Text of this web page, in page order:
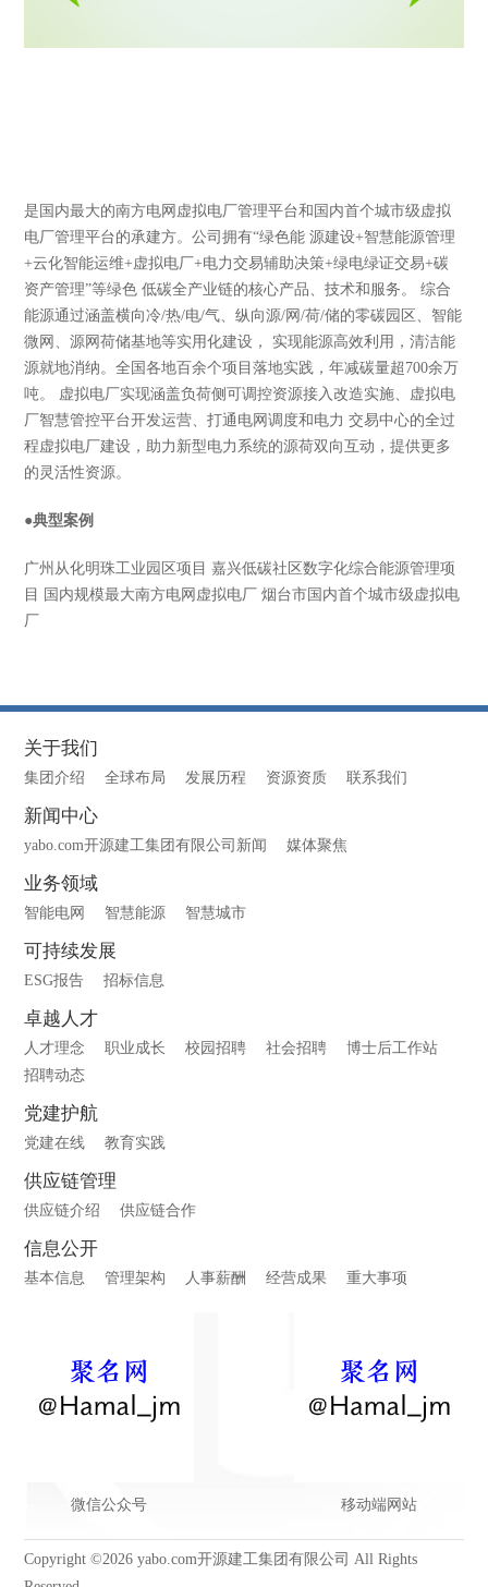
是国内最大的南方电网虚拟电厂管理平台和国内首个城市级虚拟
电厂管理平台的承建方。公司拥有“绿色能 源建设+智慧能源管理
+云化智能运维+虚拟电厂+电力交易辅助决策+绿电绿证交易+碳
资产管理”等绿色 低碳全产业链的核心产品、技术和服务。 综合
能源通过涵盖横向冷/热/电/气、纵向源/网/荷/储的零碳园区、智能
微网、源网荷储基地等实用化建设， 实现能源高效利用，清洁能
源就地消纳。全国各地百余个项目落地实践，年减碳量超700余万
吨。 虚拟电厂实现涵盖负荷侧可调控资源接入改造实施、虚拟电
厂智慧管控平台开发运营、打通电网调度和电力 交易中心的全过
程虚拟电厂建设，助力新型电力系统的源荷双向互动，提供更多
的灵活性资源。
●典型案例
广州从化明珠工业园区项目 嘉兴低碳社区数字化综合能源管理项
目 国内规模最大南方电网虚拟电厂 烟台市国内首个城市级虚拟电
厂
关于我们
集团介绍 全球布局 发展历程 资源资质 联系我们
新闻中心
yabo.com开源建工集团有限公司新闻 媒体聚焦
业务领域
智能电网 智慧能源 智慧城市
可持续发展
ESG报告 招标信息
卓越人才
人才理念 职业成长 校园招聘 社会招聘
博士后工作站
招聘动态
党建护航
党建在线 教育实践
供应链管理
供应链介绍 供应链合作
信息公开
基本信息 管理架构 人事薪酬 经营成果 重大事项
微信公众号 移动端网站
Copyright ©2026 yabo.com开源建工集团有限公司 All Rights